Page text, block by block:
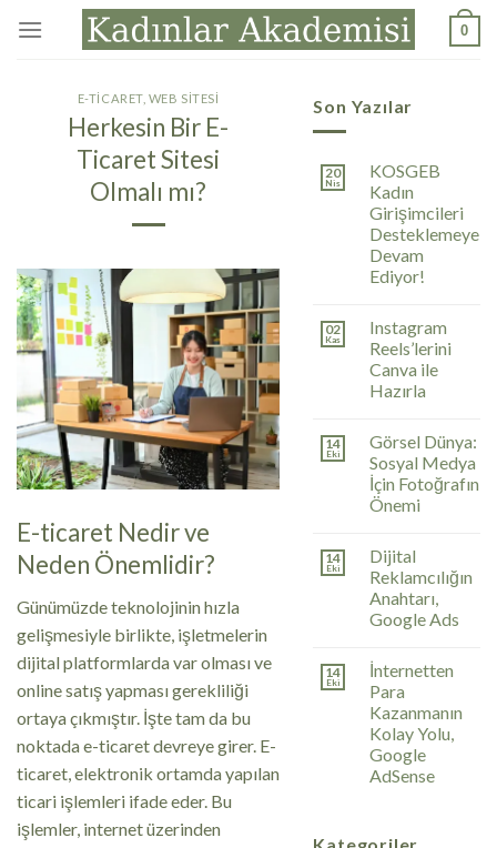
atla
0
E-TICARET, WEB SITESI
Herkesin Bir E-
Ticaret Sitesi
Olmalı mı?
E-ticaret Nedir ve
Neden Önemlidir?
Günümüzde teknolojinin hızla
gelişmesiyle birlikte, işletmelerin
dijital platformlarda var olması ve
online satış yapması gerekliliği
ortaya çıkmıştır. İşte tam da bu
noktada e-ticaret devreye girer. E-
ticaret, elektronik ortamda yapılan
ticari işlemleri ifade eder. Bu
işlemler, internet üzerinden
Son Yazılar
20
Nis
KOSGEB
Kadın
Girişimcileri
Desteklemeye
Devam
Ediyor!
02
Kas
Instagram
Reels’lerini
Canva ile
Hazırla
14
Eki
Görsel Dünya:
Sosyal Medya
İçin Fotoğrafın
Önemi
14
Eki
Dijital
Reklamcılığın
Anahtarı,
Google Ads
14
Eki
İnternetten
Para
Kazanmanın
Kolay Yolu,
Google
AdSense